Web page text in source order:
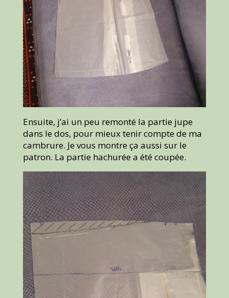
Ensuite, j’ai un peu remonté la partie jupe
dans le dos, pour mieux tenir compte de ma
cambrure. Je vous montre ça aussi sur le
patron. La partie hachurée a été coupée.